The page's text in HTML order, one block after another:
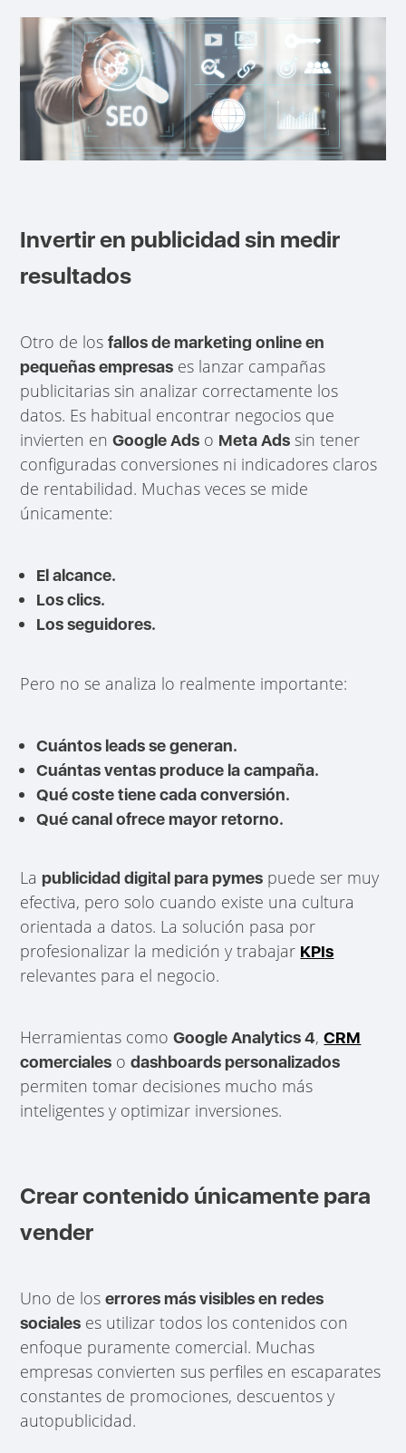
Invertir en publicidad sin medir
resultados
Otro de losfallos de marketing online en
pequeñas empresas es lanzar campañas
publicitarias sin analizar correctamente los
datos. Es habitual encontrar negocios que
invierten enGoogle Ads o Meta Ads sin tener
configuradas conversiones ni indicadores claros
de rentabilidad. Muchas veces se mide
únicamente:
El alcance.
Los clics.
Los seguidores.
Pero no se analiza lo realmente importante:
Cuántos leads se generan.
Cuántas ventas produce la campaña.
Qué coste tiene cada conversión.
Qué canal ofrece mayor retorno.
Lapublicidad digital para pymes puede ser muy
efectiva, pero solo cuando existe una cultura
orientada a datos. La solución pasa por
profesionalizar la medición y trabajar KPIs
relevantes para el negocio.
Herramientas comoGoogle Analytics 4,CRM
comerciales odashboards personalizados
permiten tomar decisiones mucho más
inteligentes y optimizar inversiones.
Crear contenido únicamente para
vender
Uno de loserrores más visibles en redes
sociales es utilizar todos los contenidos con
enfoque puramente comercial. Muchas
empresas convierten sus perfiles en escaparates
constantes de promociones, descuentos y
autopublicidad.